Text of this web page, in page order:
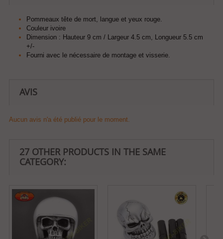
Pommeaux tête de mort, langue et yeux rouge.
Couleur ivoire
Dimension : Hauteur 9 cm / Largeur 4.5 cm, Longueur 5.5 cm
+/-
Fourni avec le nécessaire de montage et visserie.
AVIS
Aucun avis n'a été publié pour le moment.
27 OTHER PRODUCTS IN THE SAME
CATEGORY: